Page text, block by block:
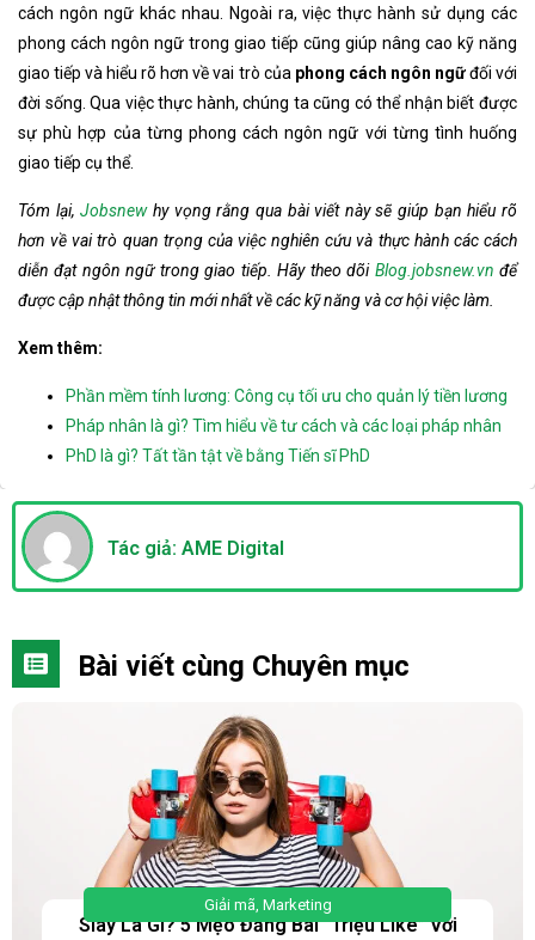
cách ngôn ngữkhác nhau. Ngoài ra, việc thực hành sử dụng các
phong cách ngôn ngữ trong giao tiếp cũng giúp nâng cao kỹ năng
giao tiếp và hiểu rõ hơn về vai trò của phong cách ngôn ngữđối với
đời sống. Qua việc thực hành, chúng ta cũng có thể nhận biết được
sự phù hợp của từng phong cách ngôn ngữ với từng tình huống
giao tiếp cụ thể.
Tóm lại,Jobsnewhy vọng rằng qua bài viết này sẽ giúp bạn hiểu rõ
hơn về vai trò quan trọng của việc nghiên cứu và thực hành các cách
diễn đạt ngôn ngữ trong giao tiếp. Hãy theo dõi Blog.jobsnew.vn để
được cập nhật thông tin mới nhất về các kỹ năng và cơ hội việc làm.
Xem thêm:
Phần mềm tính lương: Công cụ tối ưu cho quản lý tiền lương
Pháp nhân là gì? Tìm hiểu về tư cách và các loại pháp nhân
PhD là gì? Tất tần tật về bằng Tiến sĩ PhD
Tác giả: AME Digital
Bài viết cùng Chuyên mục
Giải mã, Marketing
Slay Là Gì? 5 Mẹo Đăng Bài “Triệu Like” Với